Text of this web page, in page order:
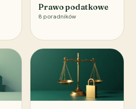
Prawo podatkowe
8 poradników